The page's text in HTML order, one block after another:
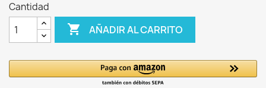
Cantidad
 AÑADIR AL CARRITO